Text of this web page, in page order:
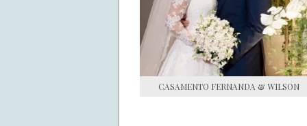
CASAMENTO FERNANDA & WILSON